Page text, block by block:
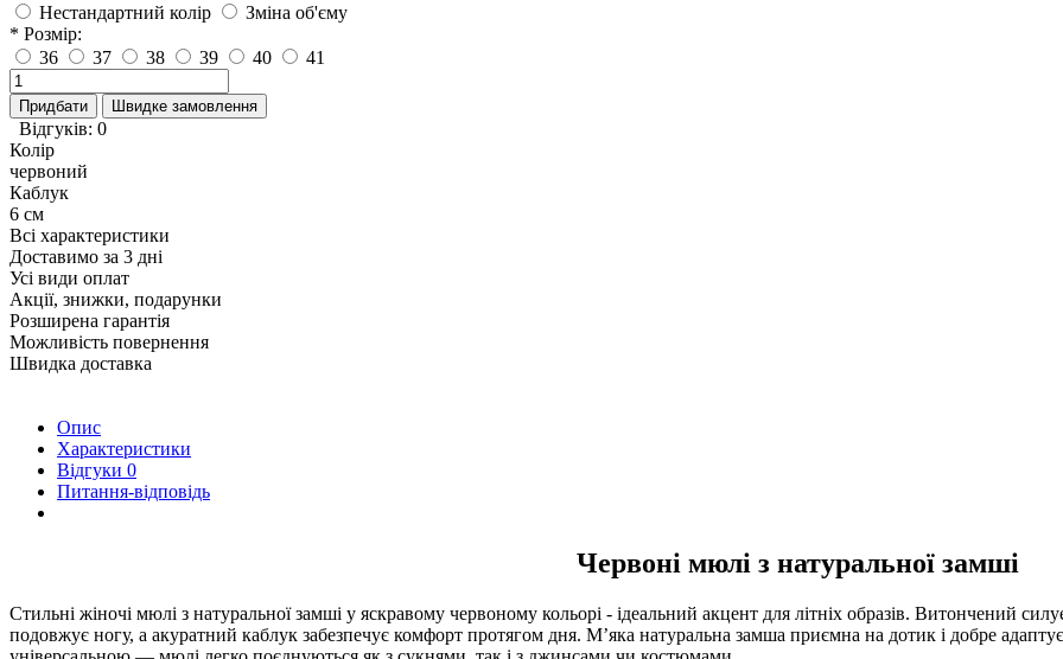
Нестандартний колір
Зміна об'єму
* Розмір:
36
37 38 39 40 41
Придбати Швидке замовлення
Відгуків: 0
Колір
червоний
Каблук
6 см
Всі характеристики
Доставимо за 3 дні
Усі види оплат
Акції, знижки, подарунки
Розширена гарантія
Можливість повернення
Швидка доставка
Опис
Характеристики
Відгуки 0
Питання-відповідь
Червоні мюлі з натуральної замші
Стильні жіночі мюлі з натуральної замші у яскравому червоному кольорі - ідеальний акцент для літніх образів. Витончений
подовжує ногу, а акуратний каблук забезпечує комфорт протягом дня. М’яка натуральна замша приємна на дотик і добре